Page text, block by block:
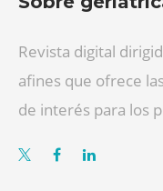
Revista digital
afines que ofrece
de interés para los